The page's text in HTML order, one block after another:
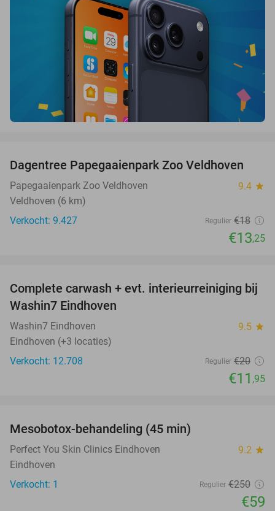
26%
Dagentree Papegaaienpark Zoo Veldhoven
Papegaaienpark Zoo Veldhoven 9.4 star
Veldhoven (6 km)
Verkocht: 9.427
Regulier €18
€13,25
40%
Complete carwash + evt. interieurreiniging bij
Washin7 Eindhoven
Washin7 Eindhoven 9.5 star
Eindhoven (+3 locaties)
Verkocht: 12.708
Regulier €20
€11 ,95
TODAY
Mesobotox-behandeling (45 min)
Perfect You Skin Clinics Eindhoven 9.2 star
Eindhoven
Verkocht: 1
Regulier €250
€59